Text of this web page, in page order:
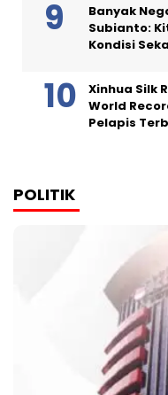
Banyak
Subianto:
Kondisi
Xinhua Silk
World
Pelapis
POLITIK